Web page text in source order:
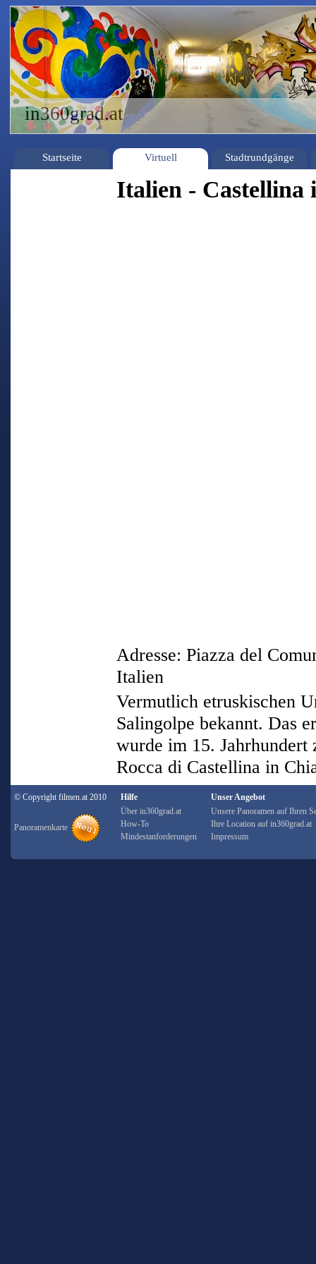
in360grad.at
Startseite Virtuell Stadtrundgänge
Italien - Castellina
Adresse: Piazza del
Italien
Vermutlich etruskischen
Salingolpe bekannt. Das
wurde im 15. Jahrhundert
Rocca di Castellina in
© Copyright filmen.at 2010
Panoramenkarte
Hilfe
Über in360grad.at
How-To
Mindestanforderungen
Unser Angebot
Unsere Panoramen auf Ihren
Ihre Location auf in360grad.at
Impressum